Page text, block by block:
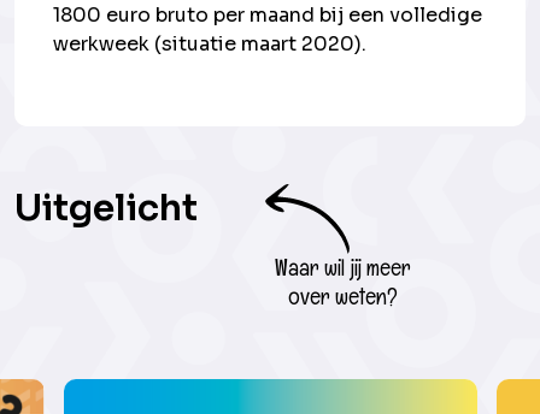
1800 euro bruto per maand bij een volledige
werkweek (situatie maart 2020).
Uitgelicht
Waar wil jij meer
over weten?